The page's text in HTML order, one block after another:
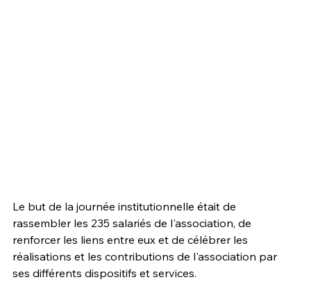
Le but de la journée institutionnelle était de
rassembler les 235 salariés de l'association, de
renforcer les liens entre eux et de célébrer les
réalisations et les contributions de l'association par
ses différents dispositifs et services.